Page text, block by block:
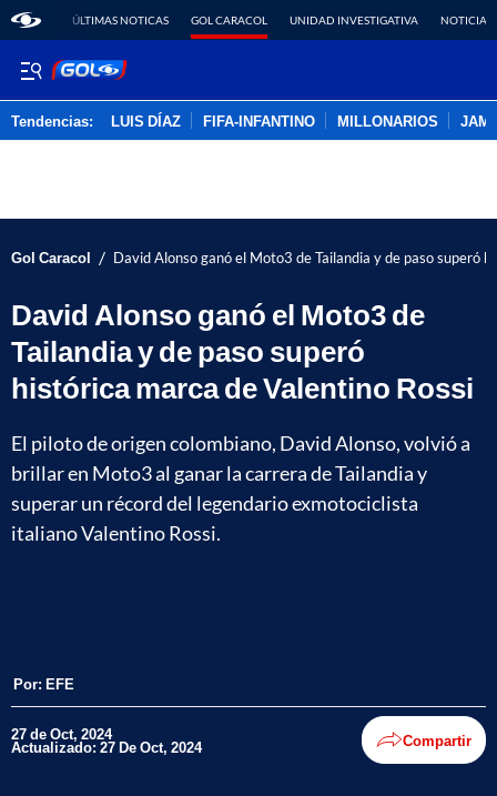
ÚLTIMAS NOTICAS GOL CARACOL UNIDAD INVESTIGATIVA NOTICIAS
Tendencias: LUIS DÍAZ FIFA-INFANTINO MILLONARIOS
Gol Caracol / David Alonso ganó el Moto3 de Tailandia y de paso superó
David Alonso ganó el Moto3 de
Tailandia y de paso superó
histórica marca de Valentino Rossi
El piloto de origen colombiano, David Alonso, volvió a
brillar en Moto3 al ganar la carrera de Tailandia y
superar un récord del legendario exmotociclista
italiano Valentino Rossi.
Por: EFE
27 de Oct, 2024
Actualizado: 27 De Oct, 2024 Compartir